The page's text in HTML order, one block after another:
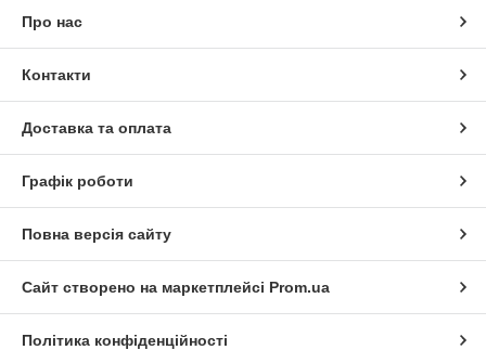
Про нас
Контакти
Доставка та оплата
Графік роботи
Повна версія сайту
Сайт створено на маркетплейсі Prom.ua
Політика конфіденційності